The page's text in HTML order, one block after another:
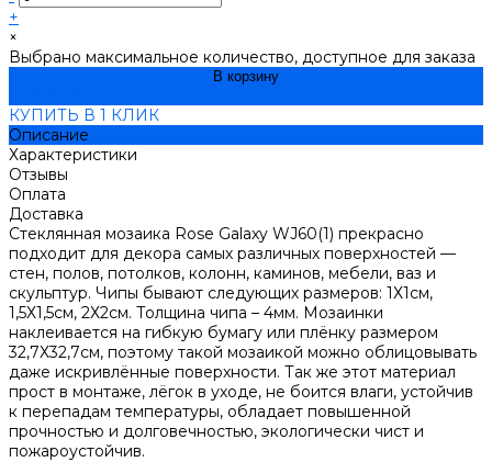
+
×
Выбрано максимальное количество, доступное для заказа
В корзину
КУПИТЬ В 1 КЛИК
Описание
Характеристики
Отзывы
Оплата
Доставка
Стеклянная мозаика Rose Galaxy WJ60(1) прекрасно
подходит для декора самых различных поверхностей —
стен, полов, потолков, колонн, каминов, мебели, ваз и
скульптур. Чипы бывают следующих размеров: 1Х1см,
1,5Х1,5см, 2Х2см. Толщина чипа – 4мм. Мозаинки
наклеивается на гибкую бумагу или плёнку размером
32,7Х32,7см, поэтому такой мозаикой можно облицовывать
даже искривлённые поверхности. Так же этот материал
прост в монтаже, лёгок в уходе, не боится влаги, устойчив
к перепадам температуры, обладает повышенной
прочностью и долговечностью, экологически чист и
пожароустойчив.